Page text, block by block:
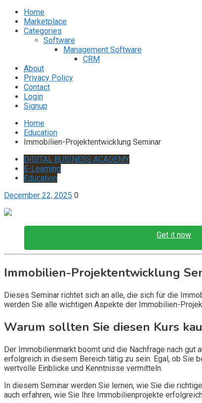
Home
Marketplace
Categories
Software
Management Software
CRM
About
Privacy Policy
Contact
Login
Signup
Home
Education
Immobilien-Projektentwicklung Seminar
DIGITAL BUSINESS ACADEMY
E-Learning
Education
December 22, 2025 0
Get it now
Immobilien-Projektentwicklung
Dieses Seminar richtet sich an alle, die sich für die
werden Sie alle wichtigen Aspekte der Immobilien-
Warum sollten Sie diesen Kurs
Der Immobilienmarkt boomt und die Nachfrage nach
erfolgreich in diesem Bereich tätig zu sein. Egal, ob Sie
wertvolle Einblicke und Kenntnisse vermitteln.
In diesem Seminar werden Sie lernen, wie Sie die
auch erfahren, wie Sie Ihre Immobilienprojekte